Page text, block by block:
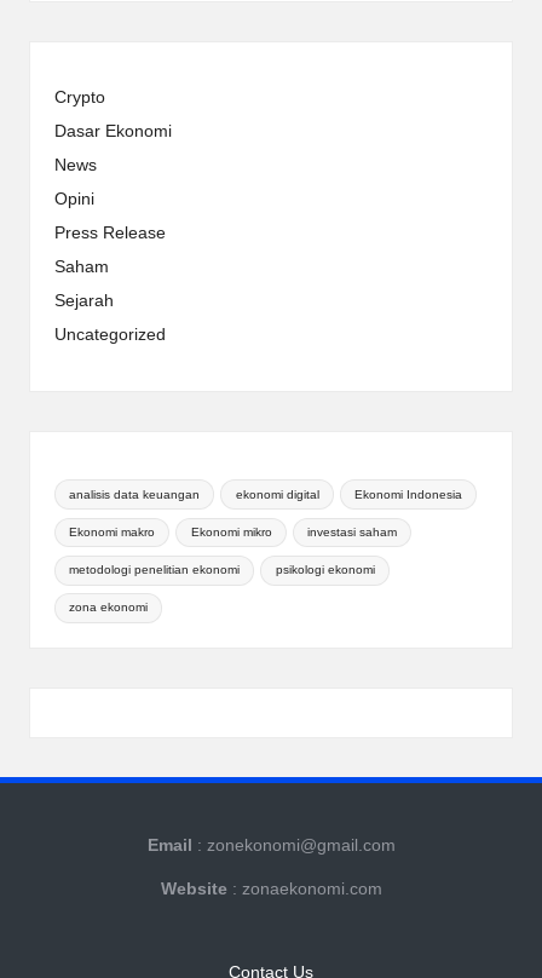
Crypto
Dasar Ekonomi
News
Opini
Press Release
Saham
Sejarah
Uncategorized
analisis data keuangan ekonomi digital Ekonomi Indonesia
Ekonomi makro Ekonomi mikro investasi saham
metodologi penelitian ekonomi psikologi ekonomi
zona ekonomi
Email : zonekonomi@gmail.com
Website : zonaekonomi.com
Contact Us